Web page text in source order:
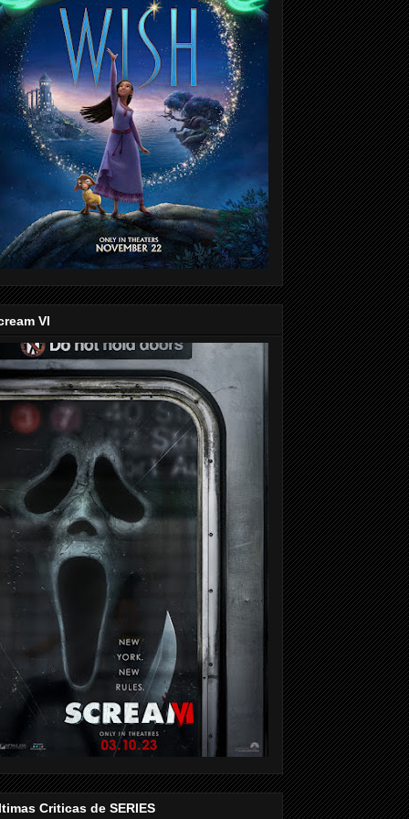
VI
Criticas de SERIES